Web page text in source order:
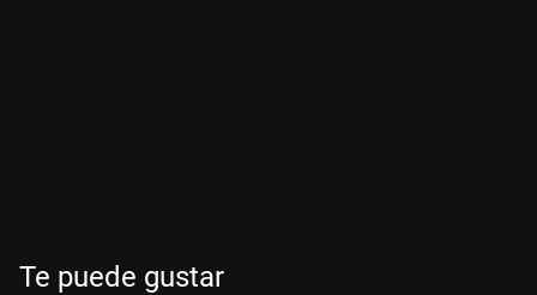
Te puede gustar